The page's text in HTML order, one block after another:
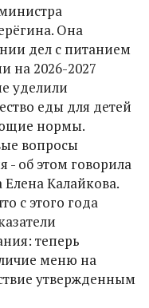
Она
дел с питанием
на 2026-2027
уделили
еды для детей
нормы.
вопросы
- об этом говорила
Калайкова.
с этого года
теперь
меню на
утвержденным